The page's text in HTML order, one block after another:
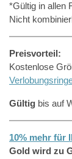
*Gültig in allen
Nicht
Preisvorteil:
Kostenlose
Gültig bis auf
10% mehr für
Gold wird zu